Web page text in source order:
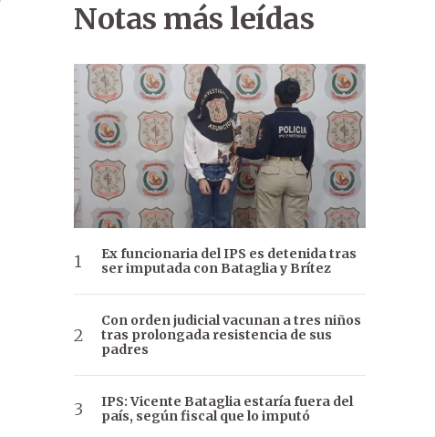
Notas más leídas
Ex funcionaria del IPS es detenida tras
ser imputada con Bataglia y Brítez
Con orden judicial vacunan a tres niños
tras prolongada resistencia de sus
padres
IPS: Vicente Bataglia estaría fuera del
país, según fiscal que lo imputó